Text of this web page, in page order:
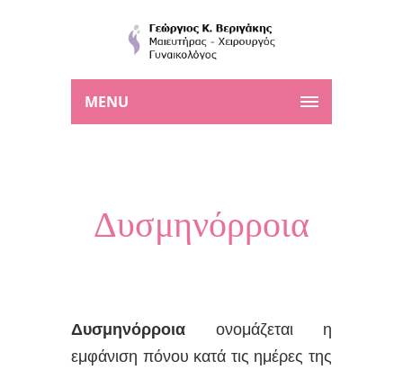
MENU
Δυσμηνόρροια
Δυσμηνόρροια ονομάζεται η
εμφάνιση πόνου κατά τις ημέρες της